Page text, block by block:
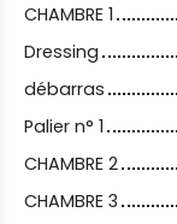
CHAMBRE 1
Dressing
débarras
Palier n° 1
CHAMBRE 2
CHAMBRE 3